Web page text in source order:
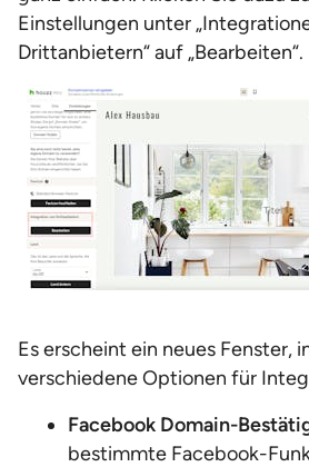
Einstellungen unter
Drittanbietern“ auf „Bearbeiten“.
Es erscheint ein neues Fenster,
verschiedene Optionen für
Facebook Domain-
bestimmte Facebook-